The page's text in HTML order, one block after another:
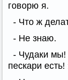
говорю я.
- Что ж
- Не знаю.
- Чудаки
пескари